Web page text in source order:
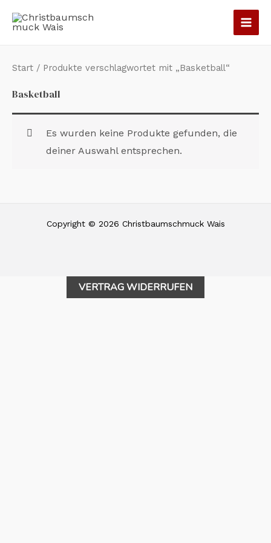
Inhalt
Start / Produkte verschlagwortet mit „Basketball“
Basketball
Es wurden keine Produkte gefunden, die
deiner Auswahl entsprechen.
Copyright © 2026 Christbaumschmuck Wais
VERTRAG WIDERRUFEN